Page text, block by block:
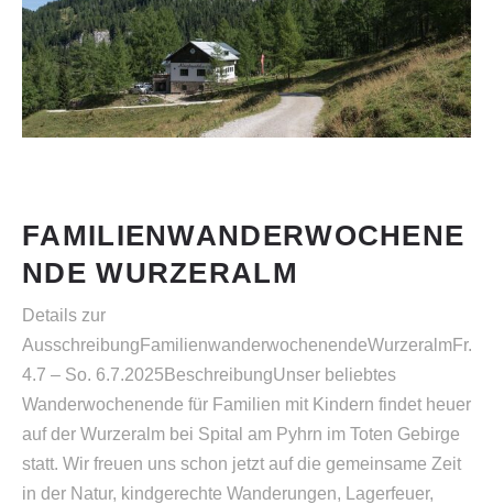
FAMILIENWANDERWOCHENE
NDE WURZERALM
Details zur
AusschreibungFamilienwanderwochenendeWurzeralmFr.
4.7 – So. 6.7.2025BeschreibungUnser beliebtes
Wanderwochenende für Familien mit Kindern findet heuer
auf der Wurzeralm bei Spital am Pyhrn im Toten Gebirge
statt. Wir freuen uns schon jetzt auf die gemeinsame Zeit
in der Natur, kindgerechte Wanderungen, Lagerfeuer,